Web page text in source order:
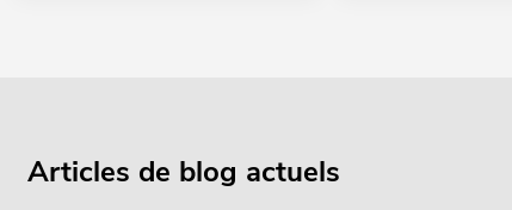
Articles de blog actuels